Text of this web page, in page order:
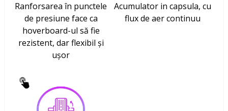
Ranforsarea în punctele
de presiune face ca
hoverboard-ul să fie
rezistent, dar flexibil și
ușor
Acumulator in capsula, cu
flux de aer continuu